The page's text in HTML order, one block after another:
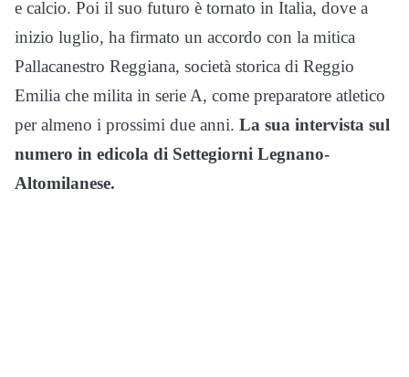
e calcio. Poi il suo futuro è tornato in Italia, dove a
inizio luglio, ha firmato un accordo con la mitica
Pallacanestro Reggiana, società storica di Reggio
Emilia che milita in serie A, come preparatore atletico
per almeno i prossimi due anni. La sua intervista sul
numero in edicola di Settegiorni Legnano-
Altomilanese.